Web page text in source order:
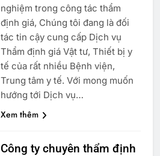
nghiệm trong công tác thẩm
định giá, Chúng tôi đang là đối
tác tin cậy cung cấp Dịch vụ
Thẩm định giá Vật tư, Thiết bị y
tế của rất nhiều Bệnh viện,
Trung tâm y tế. Với mong muốn
hướng tới Dịch vụ…
Xem thêm
Công ty chuyên thẩm định